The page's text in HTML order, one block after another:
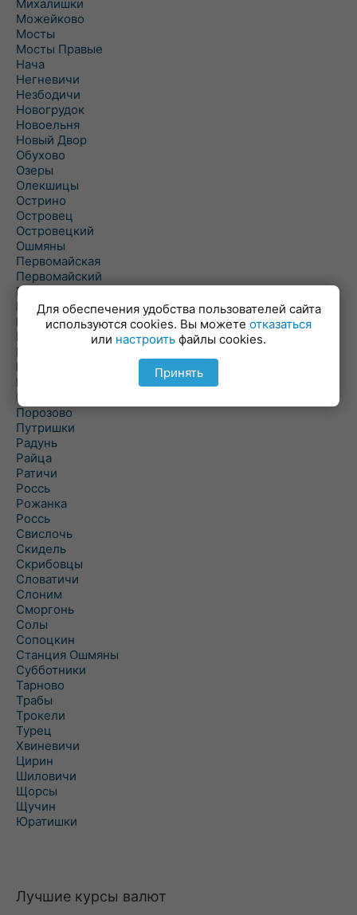
Михалишки
Можейково
Мосты
Мосты Правые
Нача
Негневичи
Незбодичи
Новогрудок
Новоельня
Новый Двор
Обухово
Озеры
Олекшицы
Острино
Островец
Островецкий
Ошмяны
Первомайская
Первомайский
Пески
Петревичи
Погородно
Пограничный
Подлабенье
Подольцы
Подороск
Поречье
Порозово
Путришки
Радунь
Райца
Ратичи
Роcсь
Рожанка
Россь
Свислочь
Скидель
Скрибовцы
Словатичи
Слоним
Сморгонь
Солы
Сопоцкин
Станция Ошмяны
Субботники
Тарново
Трабы
Трокели
Турец
Хвиневичи
Цирин
Шиловичи
Щорсы
Щучин
Юратишки
Лучшие курсы валют
Для обеспечения удобства пользователей сайта
используются cookies. Вы можете отказаться
или настроить файлы cookies.
Принять